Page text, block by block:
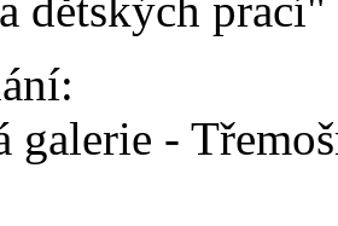
galerie -